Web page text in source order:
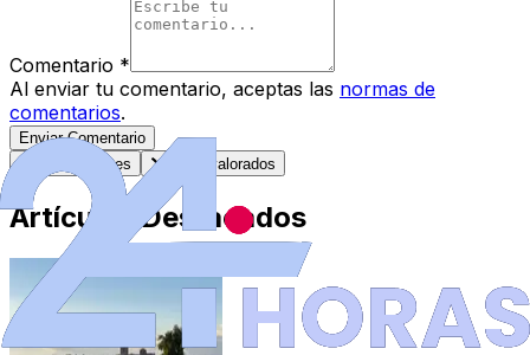
Comentario *
Al enviar tu comentario, aceptas las normas de
comentarios.
Enviar Comentario
Más recientes
Mejor valorados
Artículos Destacados